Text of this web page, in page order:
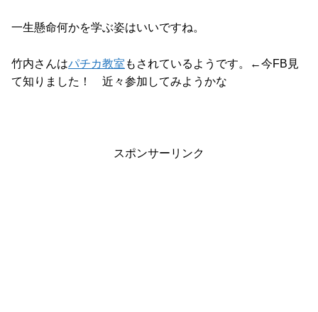
一生懸命何かを学ぶ姿はいいですね。
竹内さんはパチカ教室 もされているようです。←今FB見
て知りました！ 近々参加してみようかな
スポンサーリンク